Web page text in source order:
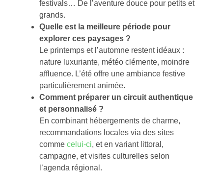
festivals… De l’aventure douce pour petits et
grands.
Quelle est la meilleure période pour
explorer ces paysages ?
Le printemps et l’automne restent idéaux :
nature luxuriante, météo clémente, moindre
affluence. L’été offre une ambiance festive
particulièrement animée.
Comment préparer un circuit authentique
et personnalisé ?
En combinant hébergements de charme,
recommandations locales via des sites
comme celui-ci, et en variant littoral,
campagne, et visites culturelles selon
l’agenda régional.